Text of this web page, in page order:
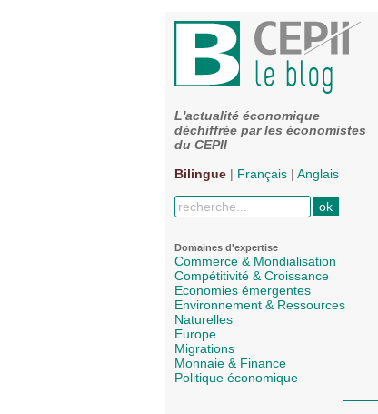
L'actualité économique
déchiffrée par les économistes
du CEPII
Bilingue | Français | Anglais
Domaines d'expertise
Commerce & Mondialisation
Compétitivité & Croissance
Economies émergentes
Environnement & Ressources
Naturelles
Europe
Migrations
Monnaie & Finance
Politique économique